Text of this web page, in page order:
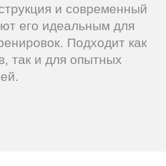
и современный
его идеальным для
Подходит как
так и для опытных